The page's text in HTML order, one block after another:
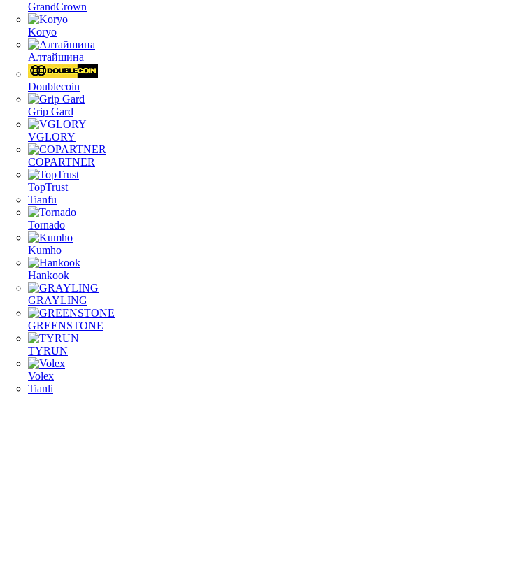
GrandCrown
Koryo
Алтайшина
Doublecoin
Grip Gard
VGLORY
COPARTNER
TopTrust
Tianfu
Tornado
Kumho
Hankook
GRAYLING
GREENSTONE
TYRUN
Volex
Tianli